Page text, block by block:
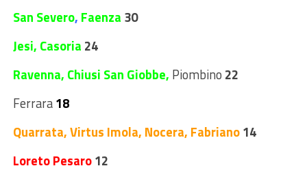
San Severo, Faenza 30
Jesi, Casoria 24
Ravenna, Chiusi San Giobbe, Piombino 22
Ferrara18
Quarrata, Virtus Imola, Nocera, Fabriano14
Loreto Pesaro12